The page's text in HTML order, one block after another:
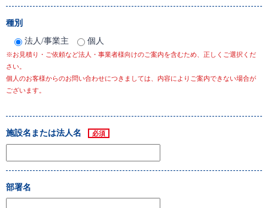
種別
法人/事業主
個人
※お見積り・ご依頼など法人・事業者様向けのご案内を含むため、正しくご選択くだ
さい。
個人のお客様からのお問い合わせにつきましては、内容によりご案内できない場合が
ございます。
施設名または法人名 必須
部署名